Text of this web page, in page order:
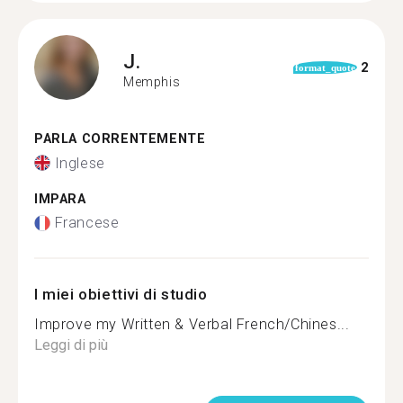
J.
Memphis
format_quote 2
PARLA CORRENTEMENTE
Inglese
IMPARA
Francese
I miei obiettivi di studio
Improve my Written & Verbal French/Chines...
Leggi di più